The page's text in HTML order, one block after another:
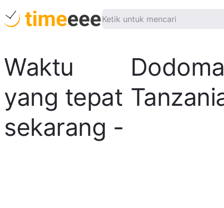
Waktu
yang tepat
sekarang -